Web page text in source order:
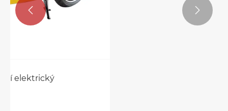
Jak si vybrat mezi skútrem benzínu a
 